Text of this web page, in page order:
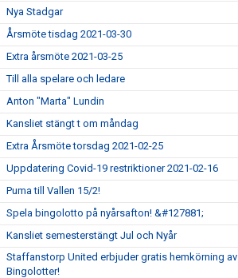
Nya Stadgar
Årsmöte tisdag 2021-03-30
Extra årsmöte 2021-03-25
Till alla spelare och ledare
Anton "Marta" Lundin
Kansliet stängt t om måndag
Extra Årsmöte torsdag 2021-02-25
Uppdatering Covid-19 restriktioner 2021-02-16
Puma till Vallen 15/2!
Spela bingolotto på nyårsafton! &#127881;
Kansliet semesterstängt Jul och Nyår
Staffanstorp United erbjuder gratis hemkörning av
Bingolotter!